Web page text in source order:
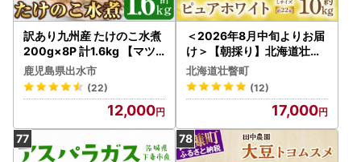
訳あり九州産 たけのこ水煮
200g×8P 計1.6kg 【マツ
バラ】 i535
鹿児島県出水市
(22)
12,000
＜2026年8月中旬よりお届
け＞【朝採り】北海道壮瞥
町 ホワイトコーン「ピュア
ホワイト」Lサイズ以上22
本（約10kg） SBTQ002
北海道壮瞥町
(12)
17,000